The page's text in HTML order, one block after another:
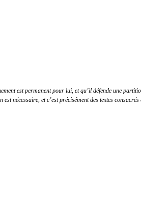
est permanent pour lui, et qu’il défende une
nécessaire, et c’est précisément des textes